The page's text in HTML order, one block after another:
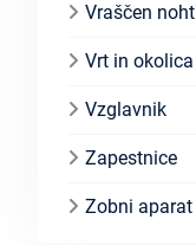
Vraščen noht
Vrt in okolica
Vzglavnik
Zapestnice
Zobni aparat